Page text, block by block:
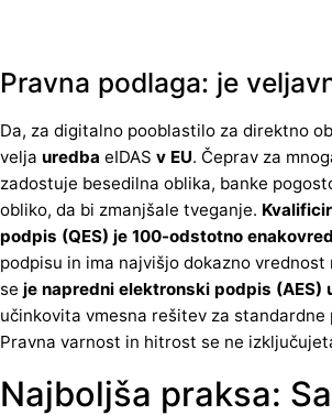
Pravna podlaga: je
Da, za digitalno pooblastilo za direktno
velja uredba eIDAS v EU. Čeprav za
zadostuje besedilna oblika, banke
obliko, da bi zmanjšale tveganje.
podpis (QES) je 100-odstotno
podpisu in ima najvišjo dokazno vrednost
se je napredni elektronski podpis (AES)
učinkovita vmesna rešitev za
Pravna varnost in hitrost se ne
Najboljša praksa: